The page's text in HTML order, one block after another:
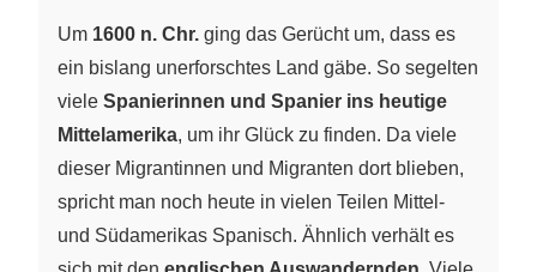
Um 1600 n. Chr. ging das Gerücht um, dass es
ein bislang unerforschtes Land gäbe. So segelten
viele Spanierinnen und Spanier ins heutige
Mittelamerika, um ihr Glück zu finden. Da viele
dieser Migrantinnen und Migranten dort blieben,
spricht man noch heute in vielen Teilen Mittel-
und Südamerikas Spanisch. Ähnlich verhält es